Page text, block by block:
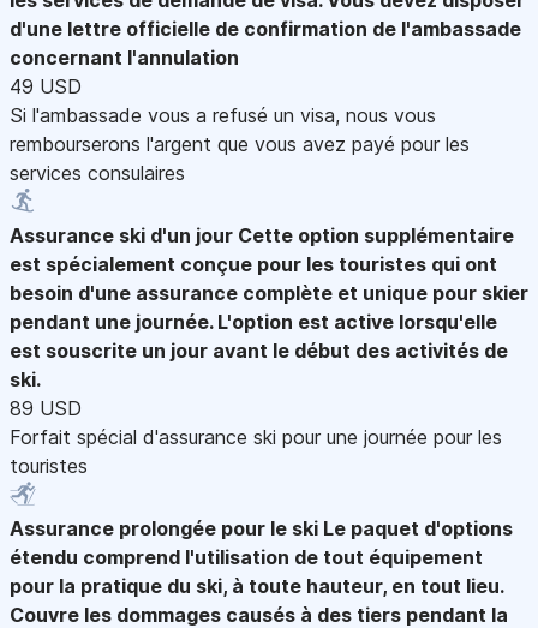
d'une lettre officielle de confirmation de l'ambassade
concernant l'annulation
49 USD
Si l'ambassade vous a refusé un visa, nous vous
rembourserons l'argent que vous avez payé pour les
services consulaires
Assurance ski d'un jour Cette option supplémentaire
est spécialement conçue pour les touristes qui ont
besoin d'une assurance complète et unique pour skier
pendant une journée. L'option est active lorsqu'elle
est souscrite un jour avant le début des activités de
ski.
89 USD
Forfait spécial d'assurance ski pour une journée pour les
touristes
Assurance prolongée pour le ski Le paquet d'options
étendu comprend l'utilisation de tout équipement
pour la pratique du ski, à toute hauteur, en tout lieu.
Couvre les dommages causés à des tiers pendant la